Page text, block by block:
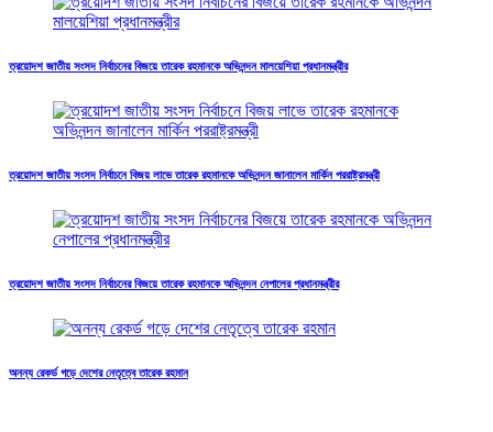
ত্রয়োদশ জাতীয় সংসদ নির্বাচনের বিজয়ে তারেক রহমানকে অভিনন্দন মালয়েশিয়া প্রধানমন্ত্রীর
ত্রয়োদশ জাতীয় সংসদ নির্বাচনে বিজয় লাভে তারেক রহমানকে অভিনন্দন জানালেন মার্কিন পররাষ্ট্রমন্ত্রী
ত্রয়োদশ জাতীয় সংসদ নির্বাচনের বিজয়ে তারেক রহমানকে অভিনন্দন নেপালের প্রধানমন্ত্রীর
অনন্য রেকর্ড গড়ে দেশের নেতৃত্বে তারেক রহমান